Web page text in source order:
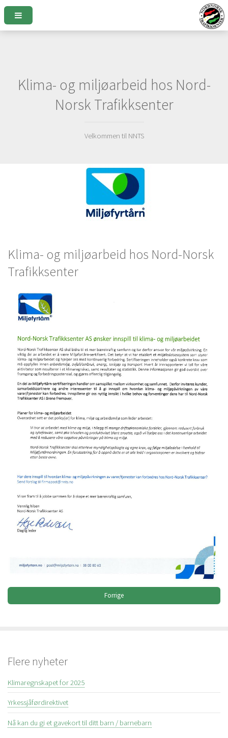
Klima- og miljøarbeid hos Nord-
Norsk Trafikksenter
Velkommen til NNTS
Klima- og miljøarbeid hos Nord-Norsk
Trafikksenter
Forrige
Flere nyheter
Klimaregnskapet for 2025
Yrkessjåførdirektivet
Nå kan du gi et gavekort til ditt barn / barnebarn